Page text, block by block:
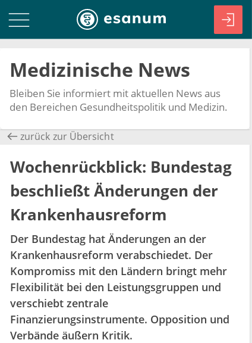
Medizinische News
Bleiben Sie informiert mit aktuellen News aus
den Bereichen Gesundheitspolitik und Medizin.
zurück zur Übersicht
Wochenrückblick: Bundestag
beschließt Änderungen der
Krankenhausreform
Der Bundestag hat Änderungen an der
Krankenhausreform verabschiedet. Der
Kompromiss mit den Ländern bringt mehr
Flexibilität bei den Leistungsgruppen und
verschiebt zentrale
Finanzierungsinstrumente. Opposition und
Verbände äußern Kritik.